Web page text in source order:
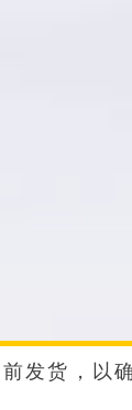
货，